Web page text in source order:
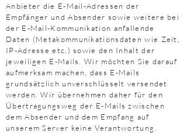
Anbieter die E-Mail-Adressen der
Empfänger und Absender sowie weitere bei
der E-Mail-Kommunikation anfallende
Daten (Metakommunikationsdaten wie Zeit,
IP-Adresse etc.) sowie den Inhalt der
jeweiligen E-Mails. Wir möchten Sie darauf
aufmerksam machen, dass E-Mails
grundsätzlich unverschlüsselt versendet
werden. Wir übernehmen daher für den
Übertragungsweg der E-Mails zwischen
dem Absender und dem Empfang auf
unserem Server keine Verantwortung.